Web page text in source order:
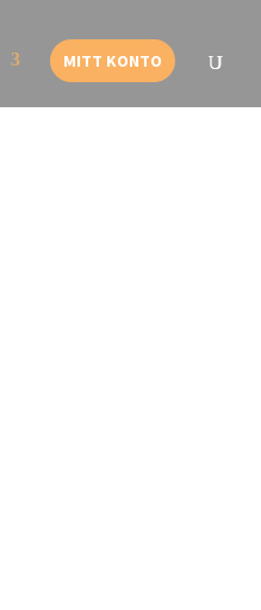
MITT KONTO